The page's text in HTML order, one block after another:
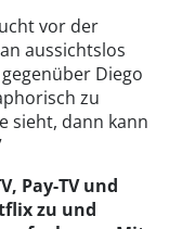
vor der
aussichtslos
Diego
zu
sieht, dann kann
Pay-TV und
zu und